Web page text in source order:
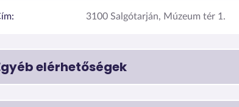
3100 Salgótarján, Múzeum tér 1.
elérhetőségek